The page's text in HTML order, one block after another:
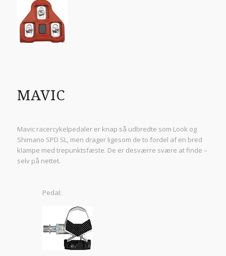
MAVIC
Mavic racercykelpedaler er knap så udbredte som Look og
Shimano SPD SL, men drager ligesom de to fordel af en bred
klampe med trepunktsfæste. De er desværre svære at finde –
selv på nettet.
Pedal: